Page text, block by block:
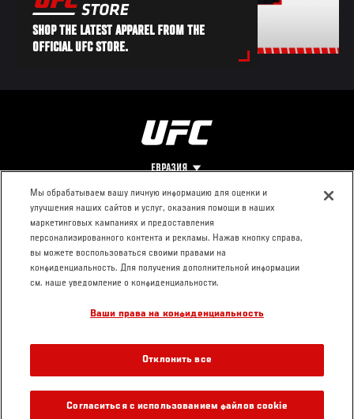
SHOP THE LATEST APPAREL FROM THE
OFFICIAL UFC STORE.
ЕВРАЗИЯ
Footer
О UFC
Про ММА
Социальная
ответственность
КОНТАКТЫ
Пресс-центр
Условия
использования
Мы обрабатываем вашу личную информацию для оценки и
улучшения наших сайтов и услуг, оказания помощи в наших
маркетинговых кампаниях и предоставления
персонализированного контента и рекламы. Нажав кнопку справа,
вы можете воспользоваться своими правами на
конфиденциальность. Для получения дополнительной информации
см. наше уведомление о конфиденциальности.
Ваши права на конфиденциальность
Отклонить все
Согласиться с использованием файлов cookie